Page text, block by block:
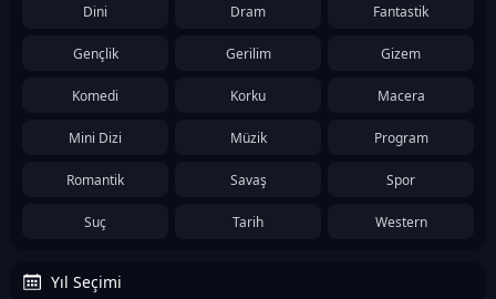
Dini Dram Fantastik
Gençlik Gerilim Gizem
Komedi Korku Macera
Mini Dizi Müzik Program
Romantik Savaş Spor
Suç Tarih Western
Yıl Seçimi